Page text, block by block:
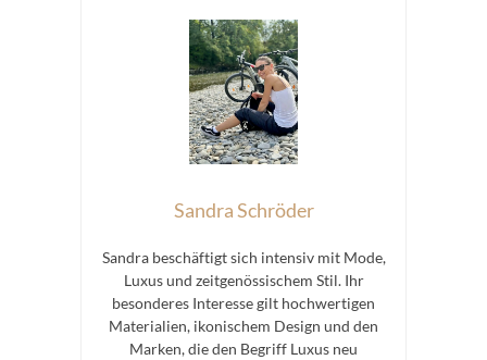
Sandra Schröder
Sandra beschäftigt sich intensiv mit Mode,
Luxus und zeitgenössischem Stil. Ihr
besonderes Interesse gilt hochwertigen
Materialien, ikonischem Design und den
Marken, die den Begriff Luxus neu